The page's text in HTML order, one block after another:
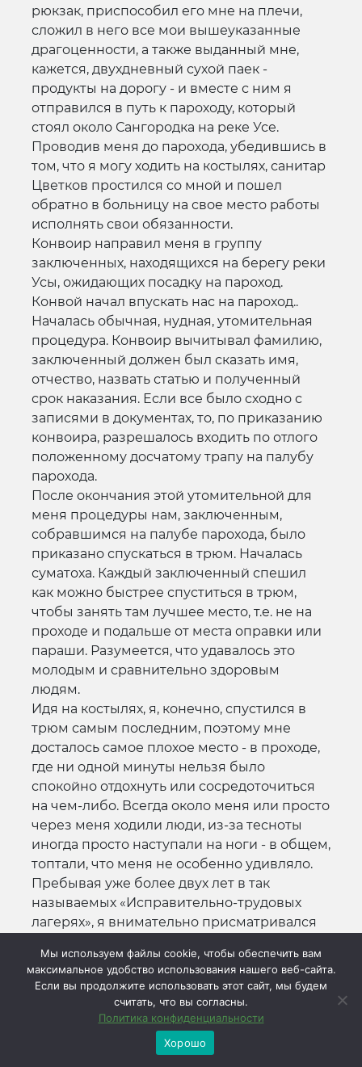
рюкзак, приспособил его мне на плечи,
сложил в него все мои вышеуказанные
драгоценности, а также выданный мне,
кажется, двухдневный сухой паек -
продукты на дорогу - и вместе с ним я
отправился в путь к пароходу, который
стоял около Сангородка на реке Усе.
Проводив меня до парохода, убедившись в
том, что я могу ходить на костылях, санитар
Цветков простился со мной и пошел
обратно в больницу на свое место работы
исполнять свои обязанности.
Конвоир направил меня в группу
заключенных, находящихся на берегу реки
Усы, ожидающих посадку на пароход.
Конвой начал впускать нас на пароход..
Началась обычная, нудная, утомительная
процедура. Конвоир вычитывал фамилию,
заключенный должен был сказать имя,
отчество, назвать статью и полученный
срок наказания. Если все было сходно с
записями в документах, то, по приказанию
конвоира, разрешалось входить по отлого
положенному досчатому трапу на палубу
парохода.
После окончания этой утомительной для
меня процедуры нам, заключенным,
собравшимся на палубе парохода, было
приказано спускаться в трюм. Началась
суматоха. Каждый заключенный спешил
как можно быстрее спуститься в трюм,
чтобы занять там лучшее место, т.е. не на
проходе и подальше от места оправки или
параши. Разумеется, что удавалось это
молодым и сравнительно здоровым
людям.
Идя на костылях, я, конечно, спустился в
трюм самым последним, поэтому мне
досталось самое плохое место - в проходе,
где ни одной минуты нельзя было
спокойно отдохнуть или сосредоточиться
на чем-либо. Всегда около меня или просто
через меня ходили люди, из-за тесноты
иногда просто наступали на ноги - в общем,
топтали, что меня не особенно удивляло.
Пребывая уже более двух лет в так
называемых «Исправительно-трудовых
лагерях», я внимательно присматривался
Лагерное начальство, конвой на каждом
шагу старались показать, что заключенный
- это не человек, а пес и с ним можно
особенно не церемониться, с ним можно
поступать как заблагорассудится
милостивому начальству: по каждому
Мы используем файлы cookie, чтобы обеспечить вам
максимальное удобство использования нашего веб-сайта.
Если вы продолжите использовать этот сайт, мы будем
считать, что вы согласны.
Политика конфиденциальности
Хорошо